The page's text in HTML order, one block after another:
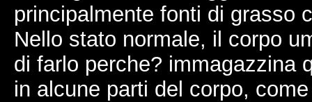
principalmente fonti di grasso
Nello stato normale, il corpo
di farlo perche? immagazzina
in alcune parti del corpo,